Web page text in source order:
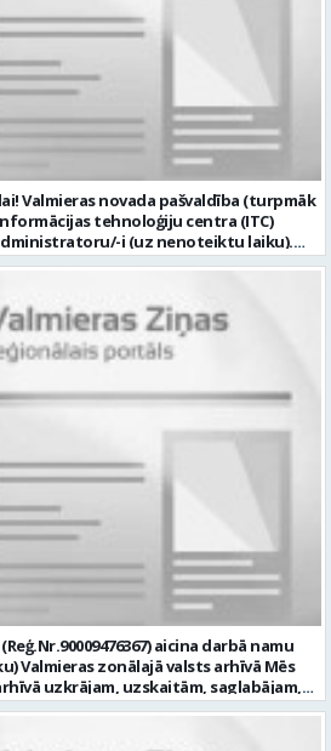
Valmieras novada pašvaldība (turpmāk
tehnoloģiju centra (ITC)
i (uz nenoteiktu laiku).
apvienību teritorijās Ja Tev ir
pieteikumu pārvaldību un
datortehnikas lietotāju atbalstu
risināšanu; uzstādīt, konfigurēt,
Pašvaldības iestāžu datortehniku,
novērst kļūmes to darbībā;
sniedzēju darbu izpildi Pašvaldības
sagatavot priekšlikumus par
ja Tev ir: vismaz vidējā
tehnoloģiju jomā; darba
saistītā jomā); izpratne par
uzbūvi un problēmu risināšanas
uzbūvi, tīkla iekārtu darbības
atbilstoši Valsts valodas likuma
labas organizatoriskās un saskarsmes
prasme patstāvīgi pieņemt
augsta atbildības sajūta; precizitāte;
komandā; pašiniciatīva un spēja meklēt
un ideju īstenošanas iespējas uz
pārbaudes laikā 1258,- EUR
pārbaudes laika 1310,- EUR pirms
saņemt atvaļinājuma pabalstu darba un
zonālajā valsts arhīvā Mēs
uzkrājam, uzskaitām, saglabājam,
nacionālo dokumentāro